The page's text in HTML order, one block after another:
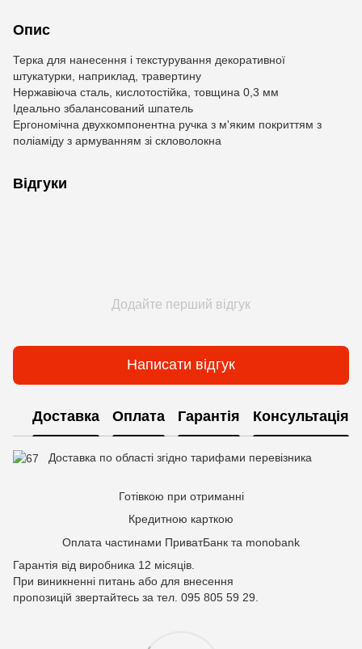
Опис
Терка для нанесення і текстурування декоративної
штукатурки, наприклад, травертину
Нержавіюча сталь, кислотостійка, товщина 0,3 мм
Ідеально збалансований шпатель
Ергономічна двухкомпонентна ручка з м'яким покриттям з
поліаміду з армуванням зі скловолокна
Відгуки
Додайте перший відгук
Написати відгук
Доставка Оплата Гарантія Консультація
Доставка по області згідно тарифами перевізника
Готівкою при отриманні
Кредитною карткою
Оплата частинами ПриватБанк та monobank
Гарантія від виробника 12 місяців.
При виникненні питань або для внесення
пропозицій звертайтесь за тел. 095 805 59 29.